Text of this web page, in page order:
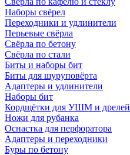
Наборы свёрел
Переходники и удлинители
Перьевые свёрла
Свёрла по бетону
Свёрла по стали
Биты и наборы бит
Биты для шуруповёрта
Адаптеры и удлинители
Наборы бит
Кордщётки для УШМ и дрелей
Ножи для рубанка
Оснастка для перфоратора
Адаптеры и переходники
Буры по бетону